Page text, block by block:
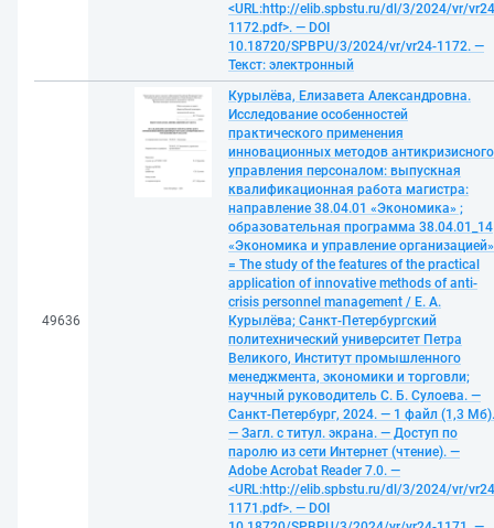
<URL:http://elib.spbstu.ru/dl/3/2024/vr/
1172.pdf>. — DOI
10.18720/SPBPU/3/2024/vr/vr24-1172. —
Текст: электронный
49636
Курылёва, Елизавета Александровна.
Исследование особенностей
практического применения
инновационных методов антикризисного
управления персоналом: выпускная
квалификационная работа магистра:
направление 38.04.01 «Экономика» ;
образовательная программа 38.04.01_14
«Экономика и управление организацией»
= The study of the features of the practical
application of innovative methods of anti-
crisis personnel management / Е. А.
Курылёва; Санкт-Петербургский
политехнический университет Петра
Великого, Институт промышленного
менеджмента, экономики и торговли;
научный руководитель С. Б. Сулоева. —
Санкт-Петербург, 2024. — 1 файл (1,3 Мб).
— Загл. с титул. экрана. — Доступ по
паролю из сети Интернет (чтение). —
Adobe Acrobat Reader 7.0. —
<URL:http://elib.spbstu.ru/dl/3/2024/vr/
1171.pdf>. — DOI